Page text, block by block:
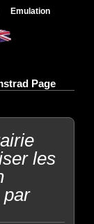
Emulation
Page
les